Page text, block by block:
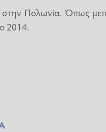
στην Πολωνία. Όπως
2014.